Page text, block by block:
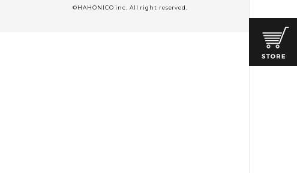
©HAHONICO inc. All right reserved.